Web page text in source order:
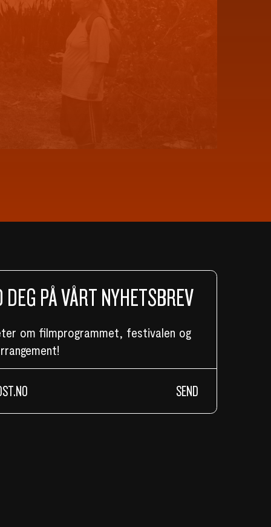
PÅ VÅRT NYHETSBREV
om filmprogrammet, festivalen og
SEND